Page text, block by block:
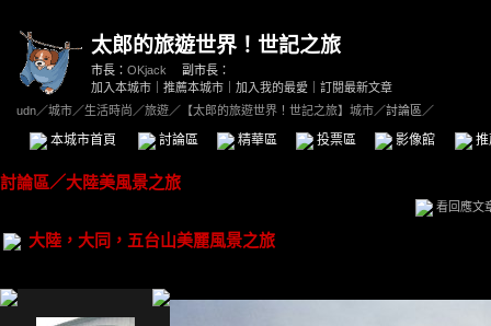
太郎的旅遊世界！世記之旅
市長： OKjack
副市長：
加入本城市
推薦本城市 加入我的最愛
訂閱最新文章
udn／城市／生活時尚 ／旅遊／ 【太郎的旅遊世界！世記之旅】城市／討論區／
本城市首頁 討論區 精華區 投票區 影像館
討論區／大陸美風景之旅
看回應文
大陸，大同，五台山美麗風景之旅